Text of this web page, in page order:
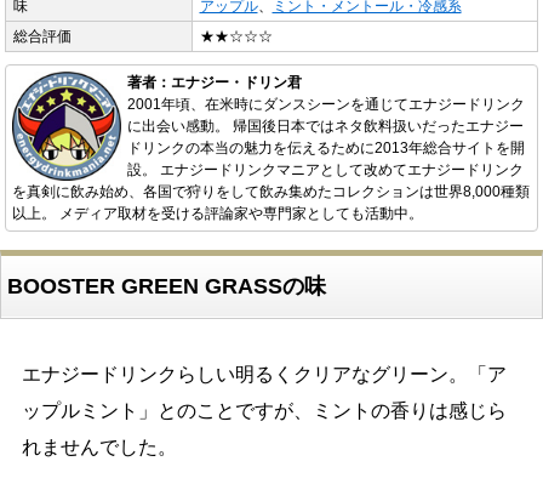
味
アップル、
ミント・メントール・冷感系
総合評価
★★☆☆☆
著者：エナジー・ドリン君
2001年頃、在米時にダンスシーンを通じてエナジードリンク
に出会い感動。 帰国後日本ではネタ飲料扱いだったエナジー
ドリンクの本当の魅力を伝えるために2013年総合サイトを開
設。 エナジードリンクマニアとして改めてエナジードリンク
を真剣に飲み始め、各国で狩りをして飲み集めたコレクションは世界8,000種類
以上。 メディア取材を受ける評論家や専門家としても活動中。
BOOSTER GREEN GRASSの味
エナジードリンクらしい明るくクリアなグリーン。「ア
ップルミント」とのことですが、ミントの香りは感じら
れませんでした。